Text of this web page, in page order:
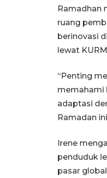
Ramadhan
ruang
berinovasi
lewat
“Penting
memahami
adaptasi
Ramadan
Irene
penduduk
pasar